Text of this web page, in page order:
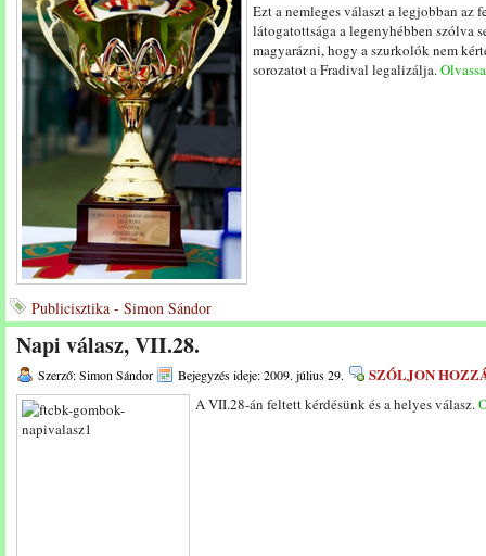
Ezt a nemleges választ a legjobban az
látogatottsága a legenyhébben szólva
magyarázni, hogy a szurkolók nem
sorozatot a Fradival legalizálja.
Publicisztika - Simon Sándor
Napi válasz, VII.28.
Szerző: Simon Sándor Bejegyzés ideje: 2009. július 29. SZÓLJON
A VII.28-án feltett kérdésünk és a helyes válasz.